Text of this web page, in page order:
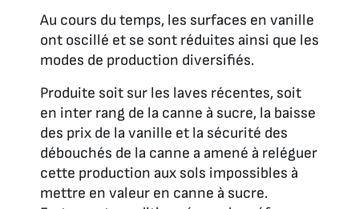
Au cours du temps, les surfaces en vanille
ont oscillé et se sont réduites ainsi que les
modes de production diversifiés.
Produite soit sur les laves récentes, soit
en inter rang de la canne à sucre, la baisse
des prix de la vanille et la sécurité des
débouchés de la canne a amené à reléguer
cette production aux sols impossibles à
mettre en valeur en canne à sucre.